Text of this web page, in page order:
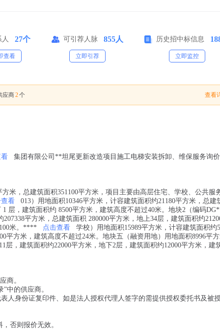
27个
查看
可引荐人脉 855人
立即引荐
历史招中标信息
立即监控
应商2个 查看
集团有限公司**坦尾更新改造项目施工电梯安装拆卸、维保服务询
米，总建筑面积351100平方米，项目主要由高层住宅、学校、公共服
看
013）用地面积10346平方米，计容建筑面积约21180平方米，总建
层，建筑面积约 8500平方米，建筑高度不超过40米。地块2（编码
平方米，总建筑面积 280000平方米，地上34层，建筑面积约
米。****
点击查看
学校）用地面积15989平方米，计容建筑面积约
平方米，建筑高度不超过24米。地块五（融资用地）用地面积8996平
层，建筑面积约22000平方米，地下2层，建筑面积约12000平方米，建
商。
中的供应商。
人身份证复印件、如是法人授权代理人签字的需提供授权委托书及被
否则报价无效。